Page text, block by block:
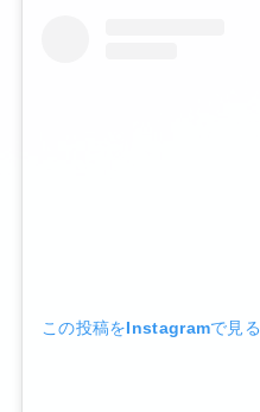
この投稿をInstagramで見る